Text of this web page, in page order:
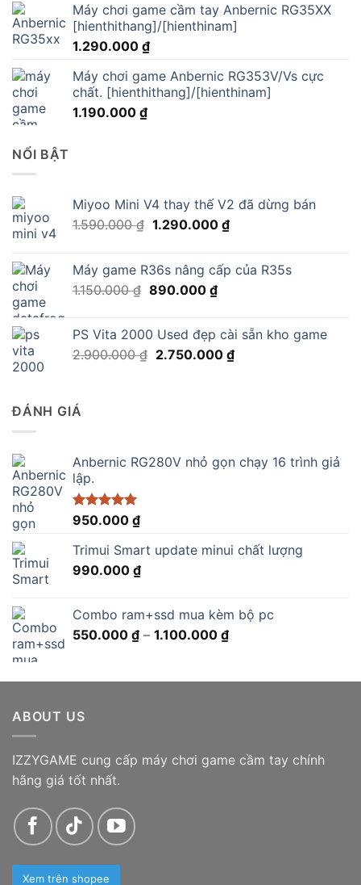
Máy chơi game cầm tay Anbernic RG35XX
[hienthithang]/[hienthinam]
1.290.000 ₫
Máy chơi game Anbernic RG353V/Vs cực
chất. [hienthithang]/[hienthinam]
1.190.000 ₫
NỔI BẬT
Miyoo Mini V4 thay thế V2 đã dừng bán
1.590.000₫ Giá
1.590.000 ₫.
1.290.000 ₫Giá
là:
Máy game R36s nâng cấp của R35s
1.150.000₫ Giá
1.150.000 ₫.
890.000 ₫Giá
là:
890.000 ₫.
PS Vita 2000 Used đẹp cài sẵn kho game
2.900.000₫ Giá
2.750.000 ₫Giá
ĐÁNH GIÁ
Anbernic RG280V nhỏ gọn chạy 16 trình giả
lập.
Được xếp
5 sao
950.000 ₫
Trimui Smart update minui chất lượng
990.000 ₫
Combo ram+ssd mua kèm bộ pc
550.000 ₫ – 1.100.000 ₫Khoảng
550.000 ₫
ABOUT US
IZZYGAME cung cấp máy chơi game cầm tay chính
hãng giá tốt nhất.
Xem trên shopee